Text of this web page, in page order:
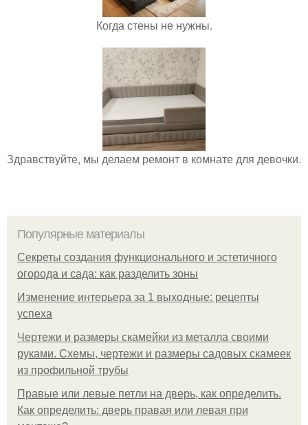
Когда стены не нужны.
Здравствуйте, мы делаем ремонт в комнате для девочки.
Популярные материалы
Секреты создания функционального и эстетичного
огорода и сада: как разделить зоны
Изменение интерьера за 1 выходные: рецепты
успеха
Чертежи и размеры скамейки из металла своими
руками. Схемы, чертежи и размеры садовых скамеек
из профильной трубы
Правые или левые петли на дверь, как определить.
Как определить: дверь правая или левая при